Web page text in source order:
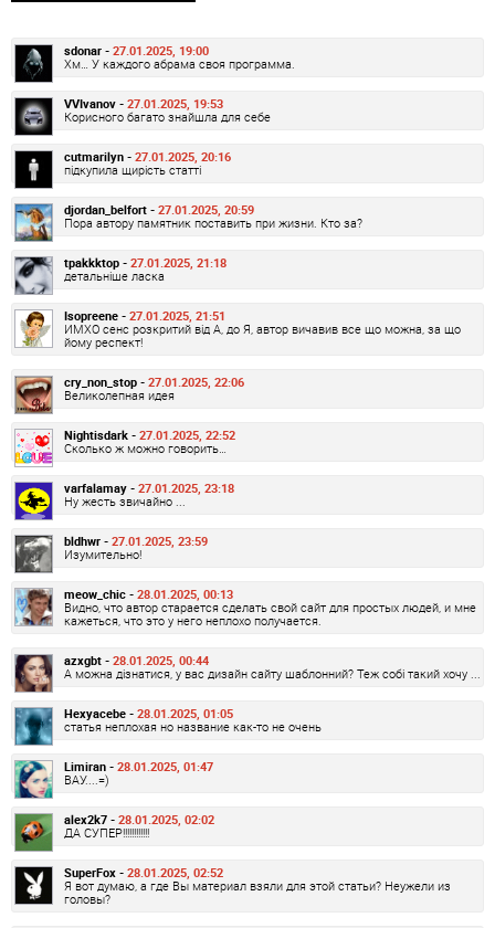
sdonar - 27.01.2025, 19:00
Хм… У каждого абрама своя программа.
VVIvanov - 27.01.2025, 19:53
Корисного багато знайшла для себе
cutmarilyn - 27.01.2025, 20:16
підкупила щирість статті
djordan_belfort - 27.01.2025, 20:59
Пора автору памятник поставить при жизни. Кто за?
tpakkktop - 27.01.2025, 21:18
детальніше ласка
Isopreene - 27.01.2025, 21:51
ИМХО сенс розкритий від А, до Я, автор вичавив все що можна, за що
йому респект!
cry_non_stop - 27.01.2025, 22:06
Великолепная идея
Nightisdark - 27.01.2025, 22:52
Сколько ж можно говорить…
varfalamay - 27.01.2025, 23:18
Ну жесть звичайно ...
bldhwr - 27.01.2025, 23:59
Изумительно!
meow_chic - 28.01.2025, 00:13
Видно, что автор старается сделать свой сайт для простых людей, и мне
кажеться, что это у него неплохо получается.
azxgbt - 28.01.2025, 00:44
А можна дізнатися, у вас дизайн сайту шаблонний? Теж собі такий хочу ...
Hexyacebe - 28.01.2025, 01:05
статья неплохая но название как-то не очень
Limiran - 28.01.2025, 01:47
ВАУ....=)
alex2k7 - 28.01.2025, 02:02
ДА СУПЕР!!!!!!!!!!!!
SuperFox - 28.01.2025, 02:52
Я вот думаю, а где Вы материал взяли для этой статьи? Неужели из
головы?